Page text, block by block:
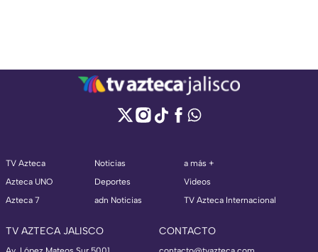
TV Azteca
Azteca UNO
Azteca 7
Noticias
Deportes
adn Noticias
a más +
Videos
TV Azteca Internacional
TV AZTECA JALISCO CONTACTO